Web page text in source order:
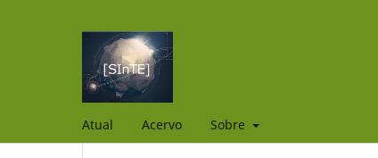
Atual Acervo Sobre